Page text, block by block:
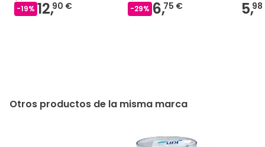
-19% 12,90 €
-29% 6,75 € 5,
Otros productos de la misma marca